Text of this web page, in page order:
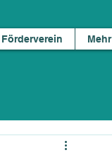
Förderverein Mehr